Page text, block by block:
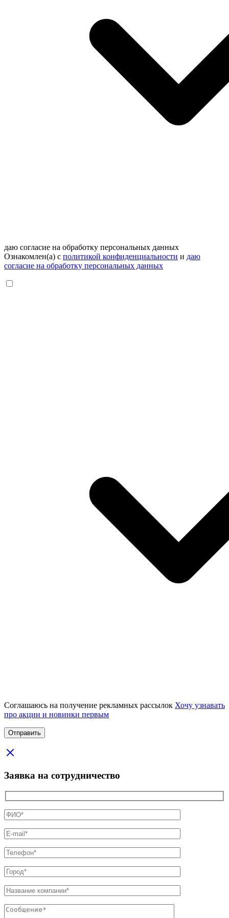
даю согласие на обработку персональных данных
Ознакомлен(а) с политикой конфиденциальности и даю
согласие на обработку персональных данных
Соглашаюсь на получение рекламных рассылок Хочу узнавать
про акции и новинки первым
Заявка на сотрудничество